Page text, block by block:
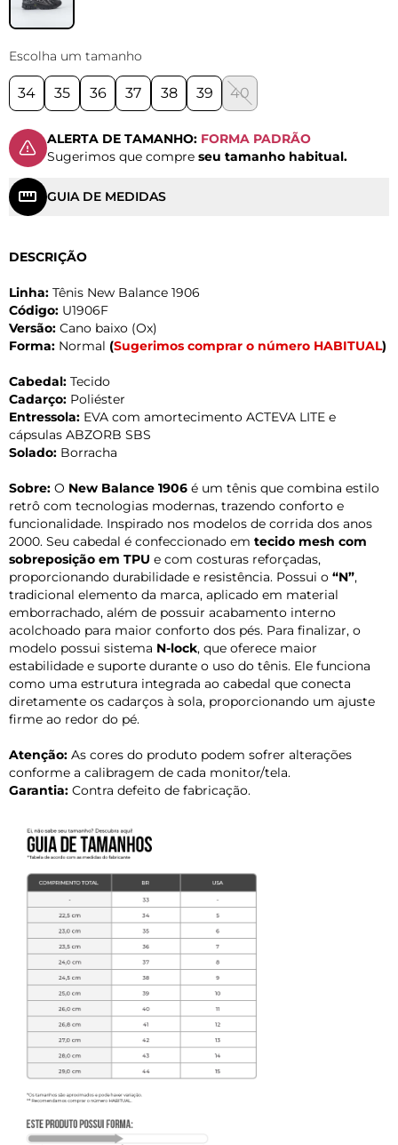
Escolha um tamanho
34 35 36 37 38 39 40
ALERTA DE TAMANHO: FORMA PADRÃO
Sugerimos que compre seu tamanho habitual.
GUIA DE MEDIDAS
DESCRIÇÃO
Linha: Tênis New Balance 1906
Código: U1906F
Versão: Cano baixo (Ox)
Forma: Normal (Sugerimos comprar o número HABITUAL)
Cabedal: Tecido
Cadarço: Poliéster
Entressola: EVA com amortecimento ACTEVA LITE e
cápsulas ABZORB SBS
Solado: Borracha
Sobre: O New Balance 1906 é um tênis que combina estilo
retrô com tecnologias modernas, trazendo conforto e
funcionalidade. Inspirado nos modelos de corrida dos anos
2000. Seu cabedal é confeccionado em tecido mesh com
sobreposição em TPU e com costuras reforçadas,
proporcionando durabilidade e resistência. Possui o “N”,
tradicional elemento da marca, aplicado em material
emborrachado, além de possuir acabamento interno
acolchoado para maior conforto dos pés. Para finalizar, o
modelo possui sistema N-lock, que oferece maior
estabilidade e suporte durante o uso do tênis. Ele funciona
como uma estrutura integrada ao cabedal que conecta
diretamente os cadarços à sola, proporcionando um ajuste
firme ao redor do pé.
Atenção: As cores do produto podem sofrer alterações
conforme a calibragem de cada monitor/tela.
Garantia: Contra defeito de fabricação.